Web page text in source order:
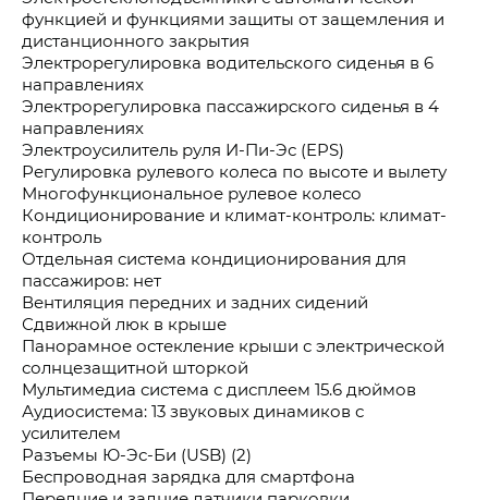
функцией и функциями защиты от защемления и
дистанционного закрытия
Электрорегулировка водительского сиденья в 6
направлениях
Электрорегулировка пассажирского сиденья в 4
направлениях
Электроусилитель руля И-Пи-Эс (EPS)
Регулировка рулевого колеса по высоте и вылету
Многофункциональное рулевое колесо
Кондиционирование и климат-контроль: климат-
контроль
Отдельная система кондиционирования для
пассажиров: нет
Вентиляция передних и задних сидений
Сдвижной люк в крыше
Панорамное остекление крыши с электрической
солнцезащитной шторкой
Мультимедиа система с дисплеем 15.6 дюймов
Аудиосистема: 13 звуковых динамиков с
усилителем
Разъемы Ю-Эс-Би (USB) (2)
Беспроводная зарядка для смартфона